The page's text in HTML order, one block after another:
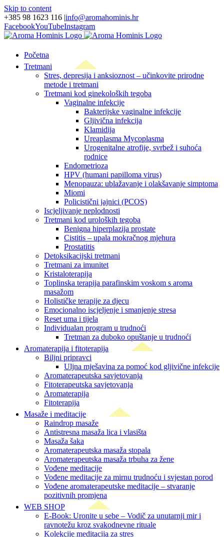
Skip to content
+385 98 1623 116 |info@aromahominis.hr
FacebookYouTubeInstagram
Početna
Tretmani
Stres, depresija i anksioznost – učinkovite prirodne
metode i tretmani
Tretmani kod ginekoloških tegoba
Vaginalne infekcije
Bakterijske vaginalne infekcije
Gljivična infekcija
Klamidija
Ureaplasma Mycoplasma
Urogenitalne atrofije, svrbež i suhoća
rodnice
Endometrioza
HPV (humani papilloma virus)
Menopauza: ublažavanje i olakšavanje simptoma
Miomi
Policistični jajnici (PCOS)
Iscjeljivanje neplodnosti
Tretmani kod uroloških tegoba
Benigna hiperplazija prostate
Cistitis – upala mokračnog mjehura
Prostatitis
Detoksikacijski tretmani
Tretmani za imunitet
Kristaloterapija
Toplinska terapija parafinskim voskom s aroma
masažom
Holističke terapije za djecu
Emocionalno iscjeljenje i smanjenje stresa
Reset uma i tijela
Individualan program u trudnoći
Tretman za duboko opuštanje u trudnoći
Aromaterapija i fitoterapija
Biljni pripravci
Uljna mješavina za pomoć kod gljivične infekcije
Aromaterapeutska savjetovanja
Fitoterapeutska savjetovanja
Aromaterapija
Fitoterapija
Masaže i meditacije
Raindrop masaže
Antistresna masaža lica i vlasišta
Masaža šaka
Aromaterapeutska masaža stopala
Aromaterapeutska masaža trbuha za žene
Vođene meditacije
Vođene meditacije za mirnu trudnoću i svjestan porod
Vođene aromaterapeutske meditacije – stvaranje
pozitivnih promjena
WEB SHOP
E-Book: Uronite u sebe – Vodič za unutarnji mir i
ravnotežu kroz svakodnevne rituale
Kolekcije meditacija za stres